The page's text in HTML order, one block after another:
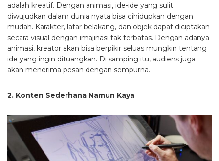
adalah kreatif. Dengan animasi, ide-ide yang sulit
diwujudkan dalam dunia nyata bisa dihidupkan dengan
mudah. Karakter, latar belakang, dan objek dapat diciptakan
secara visual dengan imajinasi tak terbatas. Dengan adanya
animasi, kreator akan bisa berpikir seluas mungkin tentang
ide yang ingin dituangkan. Di samping itu, audiens juga
akan menerima pesan dengan sempurna.
2. Konten Sederhana Namun Kaya